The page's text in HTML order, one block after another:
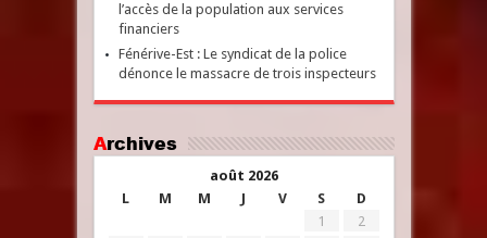
l’accès de la population aux services
financiers
Fénérive-Est : Le syndicat de la police
dénonce le massacre de trois inspecteurs
Archives
août 2026
L
M M J V S D
1
2